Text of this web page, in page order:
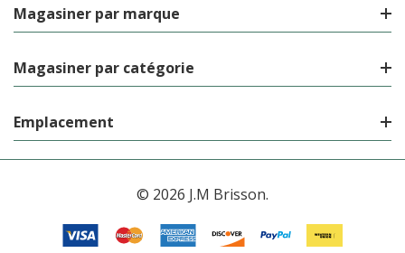
Magasiner par marque
Magasiner par catégorie
Emplacement
© 2026 J.M Brisson.